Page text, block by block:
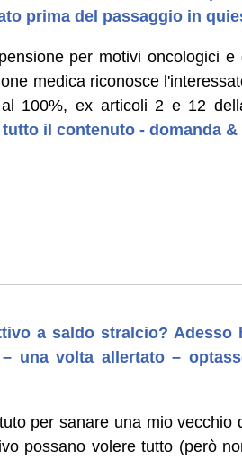
prima del passaggio in
per motivi oncologici
medica riconosce
100%, ex articoli 2 e 12
il contenuto - domanda
a saldo stralcio? Adesso
una volta allertato –
per sanare una mio vecchio
possano volere tutto (però